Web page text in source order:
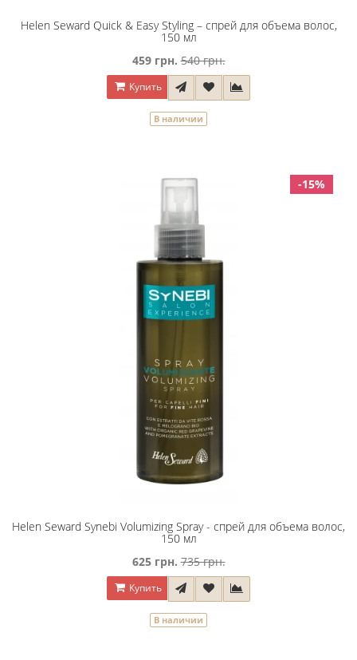
Helen Seward Quick & Easy Styling – спрей для объема волос,
150 мл
459 грн. 540 грн.
Купить
В наличии
-15%
Helen Seward Synebi Volumizing Spray - спрей для объема волос,
150 мл
625 грн. 735 грн.
Купить
В наличии